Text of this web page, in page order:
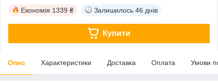
Економія 1339 ₴ Залишилось 46 днів
Купити
Опис Характеристики Доставка Оплата Умови